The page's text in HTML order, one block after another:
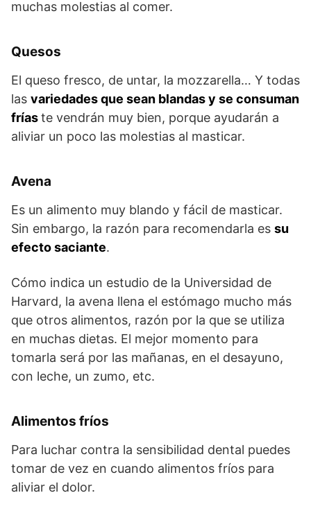
muchas molestias al comer.
Quesos
El queso fresco, de untar, la mozzarella… Y todas
las variedades que sean blandas y se consuman
fríaste vendrán muy bien, porque ayudarán a
aliviar un poco las molestias al masticar.
Avena
Es un alimento muy blando y fácil de masticar.
Sin embargo, la razón para recomendarla es su
efecto saciante.
Cómo indica un estudio de la Universidad de
Harvard, la avena llena el estómago mucho más
que otros alimentos, razón por la que se utiliza
en muchas dietas. El mejor momento para
tomarla será por las mañanas, en el desayuno,
con leche, un zumo, etc.
Alimentos fríos
Para luchar contra la sensibilidad dental puedes
tomar de vez en cuando alimentos fríos para
aliviar el dolor.